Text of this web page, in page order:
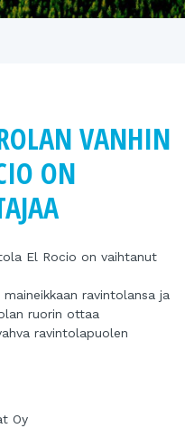
VANHIN
ON
El Rocio on vaihtanut
ravintolansa ja
ruorin ottaa
ravintolapuolen
Oy